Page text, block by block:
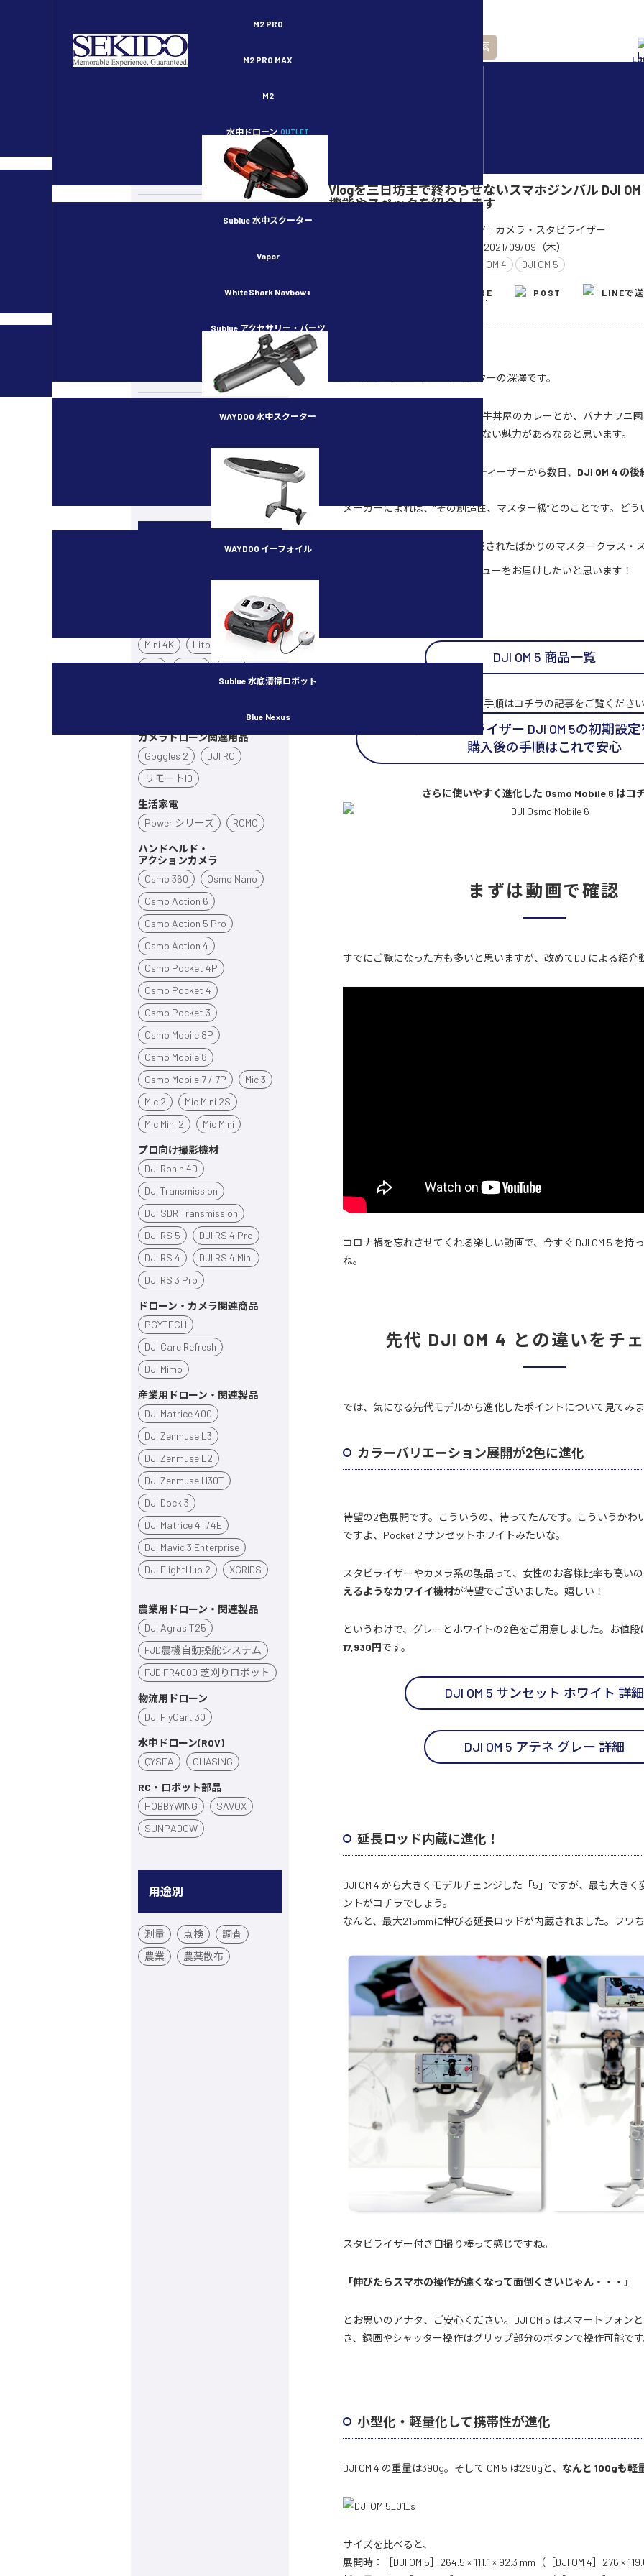
検索
M2 PRO
M2 PRO MAX
M2
水中ドローン OUTLET
Sublue 水中スクーター
Vapor
WhiteShark Navbow+
Sublue アクセサリー・パーツ
WAYDOO 水中スクーター
WAYDOO イーフォイル
Sublue 水底清掃ロボット
Blue Nexus
スペシャルコンテンツ
Air 3S
Mini 3
Mini 4K
Lito X1
Lito 1
Flip
Neo 2
Neo
カメラドローン関連用品
Goggles 2
DJI RC
リモートID
生活家電
Power シリーズ
ROMO
ハンドヘルド・
アクションカメラ
Osmo 360
Osmo Nano
Osmo Action 6
Osmo Action 5 Pro
Osmo Action 4
Osmo Pocket 4P
Osmo Pocket 4
Osmo Pocket 3
Osmo Mobile 8P
Osmo Mobile 8
Osmo Mobile 7 / 7P
Mic 3
Mic 2
Mic Mini 2S
Mic Mini 2
Mic Mini
プロ向け撮影機材
DJI Ronin 4D
DJI Transmission
DJI SDR Transmission
DJI RS 5
DJI RS 4 Pro
DJI RS 4
DJI RS 4 Mini
DJI RS 3 Pro
ドローン・カメラ関連商品
PGYTECH
DJI Care Refresh
DJI Mimo
産業用ドローン・関連製品
DJI Matrice 400
DJI Zenmuse L3
DJI Zenmuse L2
DJI Zenmuse H30T
DJI Dock 3
DJI Matrice 4T/4E
DJI Mavic 3 Enterprise
DJI FlightHub 2
XGRIDS
農業用ドローン・関連製品
DJI Agras T25
FJD農機自動操舵システム
FJD FR4000 芝刈りロボット
物流用ドローン
DJI FlyCart 30
水中ドローン(ROV)
QYSEA
CHASING
RC・ロボット部品
HOBBYWING
SAVOX
SUNPADOW
用途別
測量 点検
調査
農業
農薬散布
Vlogを三日坊主で終わらせないスマホジンバル DJI
機能やスペックを紹介します
CATEGORY : カメラ・スタビライザー
2021/09/09（木）
DJI OM 4 DJI OM 5
SHARE POST LINEで
こんにちは。DJIインストラクターの深澤です。
そば屋のカツ丼って好きです。牛丼屋のカレーとか、バナナワニ
JIのスタビライザー。主役にはない魅力があるなあと思います。
さて、“Hi Five”と書かれた謎のティーザーから数日、 DJI OM 4 の
メーカーによれば、“その創造性、マスター級”とのことです。どう
それでは今回は、9月8日に発表されたばかりのマスタークラス・
の速報レビューをお届けしたいと思います！
DJI OM 5 商品一覧
初期設定の手順はコチラの記事をご覧ください
スマホスタビライザー DJI OM 5の初期設定
購入後の手順はこれで安心
さらに使いやすく進化した Osmo Mobile 6 はコ
まずは動画で確認
すでにご覧になった方も多いと思いますが、改めてDJIによる紹介
コロナ禍を忘れさせてくれる楽しい動画で、今すぐ DJI OM 5 を持
ね。
先代 DJI OM 4 との違いをチェ
では、気になる先代モデルから進化したポイントについて見てみま
カラーバリエーション展開が2色に進化
待望の2色展開です。こういうの、待ってたんです。こういうかわ
ですよ、Pocket 2 サンセットホワイトみたいな。
スタビライザーやカメラ系の製品って、女性のお客様比率も高いの
えるようなカワイイ機材が待望でございました。嬉しい！
というわけで、グレーとホワイトの2色をご用意しました。お値段
17,930円です。
DJI OM 5 サンセット ホワイト 詳細
DJI OM 5 アテネ グレー 詳細
延長ロッド内蔵に進化！
DJI OM 4 から大きくモデルチェンジした「5」ですが、最も大きく
ントがコチラでしょう。
なんと、最大215mmに伸びる延長ロッドが内蔵されました。フワ
スタビライザー付き自撮り棒って感じですね。
「伸びたらスマホの操作が遠くなって面倒くさいじゃん・・・」
とお思いのアナタ、ご安心ください。DJI OM 5 はスマートフォン
き、録画やシャッター操作はグリップ部分のボタンで操作可能です
小型化・軽量化して携帯性が進化
DJI OM 4 の重量は390g。そして OM 5 は290gと、 なんと 100gも軽
サイズを比べると、
展開時：［DJI OM 5］264.5 × 111.1 × 92.3 mm（［DJI OM 4］276 ×